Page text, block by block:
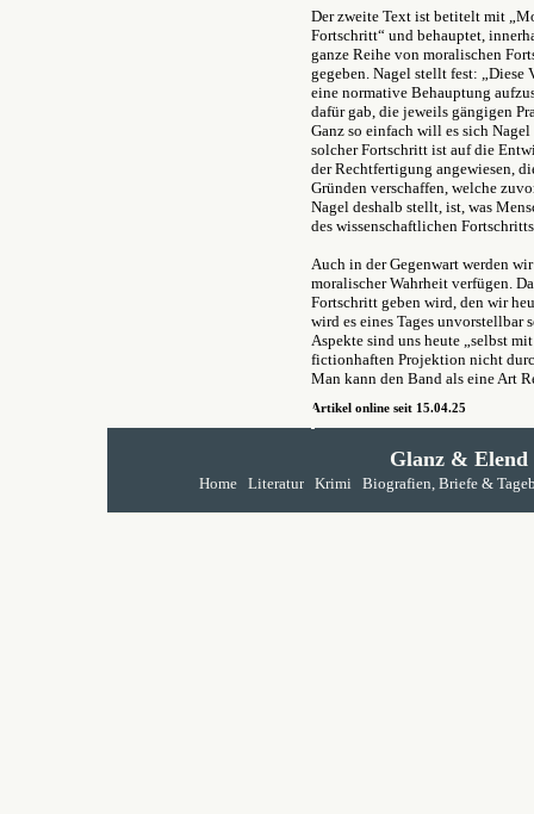
Der zweite Text ist betitelt mit
Fortschritt“ und behauptet,
ganze Reihe von moralischen
gegeben. Nagel stellt fest: „Diese
eine normative Behauptung
dafür gab, die jeweils gängigen
Ganz so einfach will es sich
solcher Fortschritt ist auf die
der Rechtfertigung angewiesen,
Gründen verschaffen, welche
Nagel deshalb stellt, ist, was
des wissenschaftlichen
Auch in der Gegenwart werden
moralischer Wahrheit verfügen.
Fortschritt geben wird, den wir
wird es eines Tages unvorstellbar
Aspekte sind uns heute „selbst
fictionhaften Projektion nicht
Man kann den Band als eine Art
Artikel online seit 15.04.25
Glanz & Elend
Home Literatur Krimi Biografien, Briefe &